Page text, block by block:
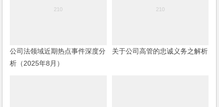
公司法领域近期热点事件深度分
析（2025年8月）
关于公司高管的忠诚义务之解析